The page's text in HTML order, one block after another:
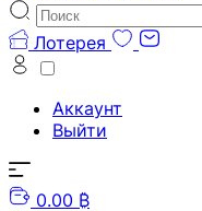
Лотерея
Аккаунт
Выйти
0.00 ₿